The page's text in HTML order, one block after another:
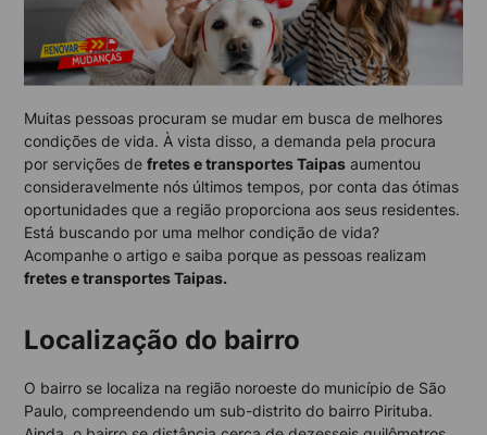
Muitas pessoas procuram se mudar em busca de melhores
condições de vida. À vista disso, a demanda pela procura
por servições defretes e transportes Taipas aumentou
consideravelmente nós últimos tempos, por conta das ótimas
oportunidades que a região proporciona aos seus residentes.
Está buscando por uma melhor condição de vida?
Acompanhe o artigo e saiba porque as pessoas realizam
fretes e transportes Taipas.
Localização do bairro
O bairro se localiza na região noroeste do município de São
Paulo, compreendendo um sub-distrito do bairro Pirituba.